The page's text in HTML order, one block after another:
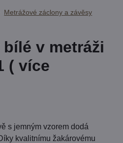
Metrážové záclony a závěsy
v metráži
( více
s jemným vzorem dodá
kvalitnímu žakárovému